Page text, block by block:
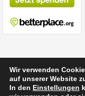
Wir verwenden
auf unserer Website
In den Einstellungen